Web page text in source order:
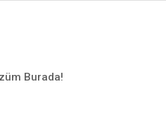
Burada!